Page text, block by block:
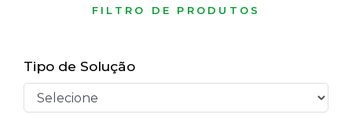
FILTRO DE PRODUTOS
Tipo de Solução